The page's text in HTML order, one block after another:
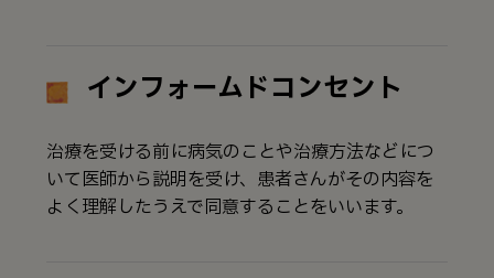
インフォームドコンセント
治療を受ける前に病気のことや治療方法などにつ
いて医師から説明を受け、患者さんがその内容を
よく理解したうえで同意することをいいます。